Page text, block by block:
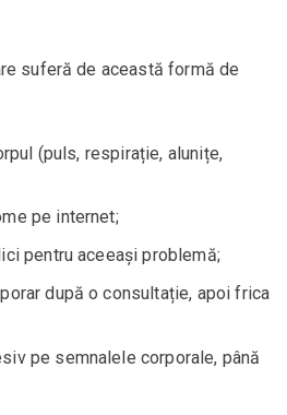
suferă de această formă de
(puls, respirație, alunițe,
pe internet;
pentru aceeași problemă;
după o consultație, apoi frica
pe semnalele corporale, până